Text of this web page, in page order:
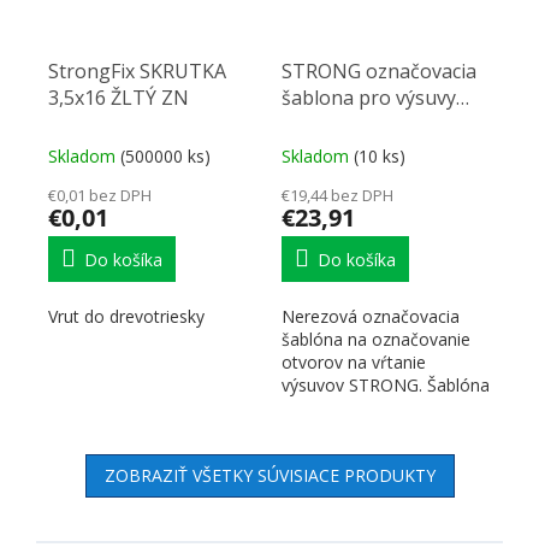
StrongFix SKRUTKA
3,5x16 ŽLTÝ ZN
Skladom (500000 ks)
€0,01 bez DPH
€0,01
Do košíka
Vrut do drevotriesky
STRONG označovacia
šablona pro výsuvy
Skladom (10 ks)
€19,44 bez DPH
€23,91
Do košíka
Nerezová označovacia
šablóna na označovanie
otvorov na vŕtanie
výsuvov STRONG. Šablóna
ZOBRAZIŤ VŠETKY SÚVISIACE PRODUKTY